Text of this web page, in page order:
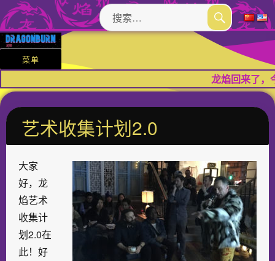
搜
索：
搜
菜单
龙焰回来了，
艺术收集计划2.0​
大家
好，龙
焰艺术
收集计
划2.0在
此！好